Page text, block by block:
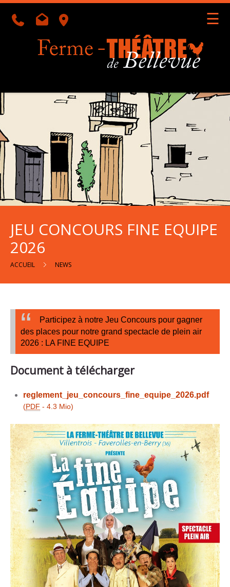
l'Équipe
l'Agenda
En
Groupes
Contact
Appelez-
nous
☰
JEU CONCOURS FINE EQUIPE
2026
ACCUEIL NEWS
Participez à notre Jeu Concours pour gagner
des places pour notre grand spectacle de plein air
2026 : LA FINE EQUIPE
Document à télécharger
reglement_jeu_concours_fine_equipe_2026.pdf
(PDF - 4.3 Mio)